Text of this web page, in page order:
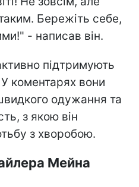
Бережіть себе,
- написав він.
підтримують
коментарях вони
одужання та
з якою він
з хворобою.
Мейна